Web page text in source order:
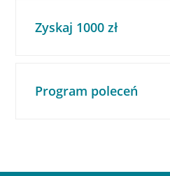
Zyskaj 1000 zł
Program poleceń